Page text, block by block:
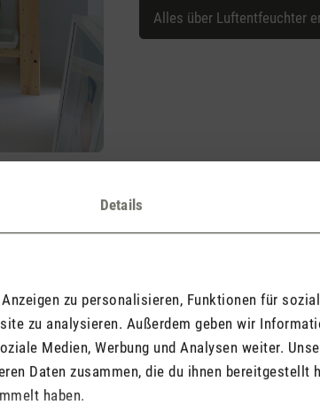
Details
zu personalisieren, Funktionen für
zu analysieren. Außerdem geben wir
Medien, Werbung und Analysen weiter.
Daten zusammen, die du ihnen bereitgestellt
haben.
Alles über Luftentfeuchter
Luftklima im Keller/Hobbyraum